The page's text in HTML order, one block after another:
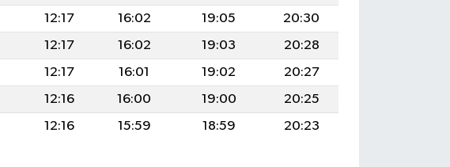
12:17 16:02 19:05
20:30
12:17 16:02 19:03
20:28
12:17 16:01 19:02
20:27
12:16 16:00 19:00
20:25
12:16 15:59 18:59 20:23